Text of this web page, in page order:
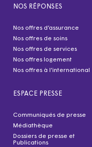
NOS RÉPONSES
Nos offres d’assurance
Nos offres de soins
Nos offres de services
Nos offres logement
Nos offres à l’international
ESPACE PRESSE
Communiqués de presse
Médiathèque
Dossiers de presse et
Publications